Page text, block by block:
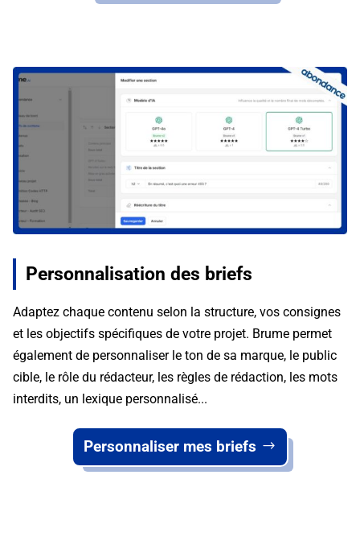
Personnalisation des briefs
Adaptez chaque contenu selon la structure, vos consignes
et les objectifs spécifiques de votre projet. Brume permet
également de personnaliser le ton de sa marque, le public
cible, le rôle du rédacteur, les règles de rédaction, les mots
interdits, un lexique personnalisé...
Personnaliser mes briefs